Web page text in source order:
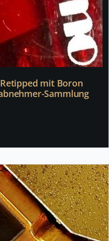
mit Boron
Sammlung